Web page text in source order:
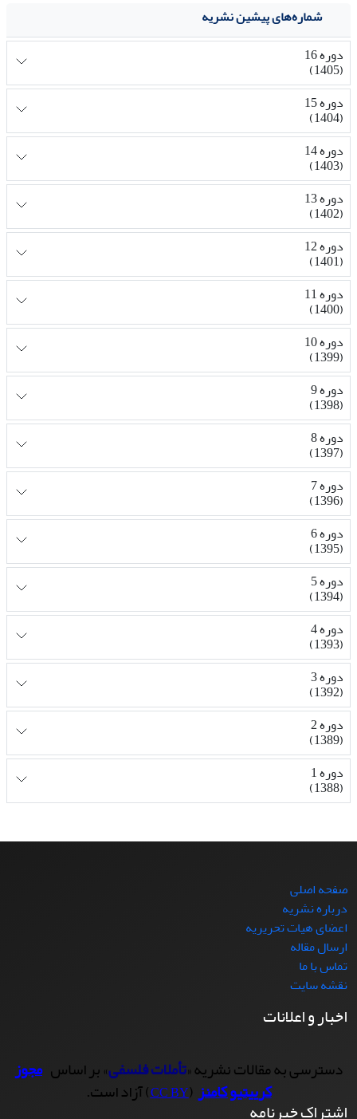
شماره‌های پیشین نشریه
دوره 16
(1405)
دوره 15
(1404)
دوره 14
(1403)
دوره 13
(1402)
دوره 12
(1401)
دوره 11
(1400)
دوره 10
(1399)
دوره 9
(1398)
دوره 8
(1397)
دوره 7
(1396)
دوره 6
(1395)
دوره 5
(1394)
دوره 4
(1393)
دوره 3
(1392)
دوره 2
(1389)
دوره 1
(1388)
صفحه اصلی
درباره نشریه
اعضای هیات تحریریه
ارسال مقاله
تماس با ما
نقشه سایت
اخبار و اعلانات
دسترسی به مقالات نشریه «تأملات فلسفی» بر اساس مجوز
کرییتیو کامنز(
CC BY) آزاد است.
اشتراک خبرنامه